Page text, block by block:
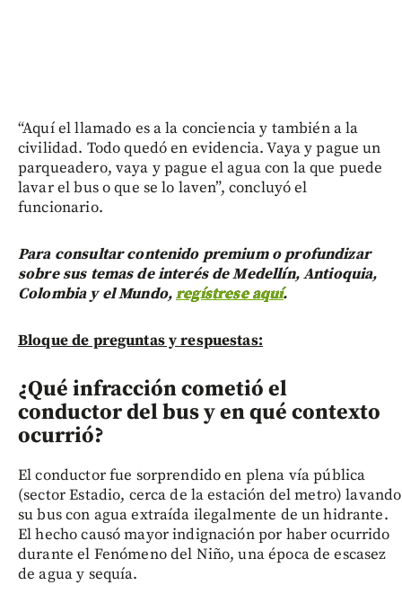
“Aquí el llamado es a la conciencia y también a la
civilidad. Todo quedó en evidencia. Vaya y pague un
parqueadero, vaya y pague el agua con la que puede
lavar el bus o que se lo laven”, concluyó el
funcionario.
Para consultar contenido premium o profundizar
sobre sus temas de interés de Medellín, Antioquia,
Colombia y el Mundo,regístrese aquí.
Bloque de preguntas y respuestas:
¿Qué infracción cometió el
conductor del bus y en qué contexto
ocurrió?
El conductor fue sorprendido en plena vía pública
(sector Estadio, cerca de la estación del metro) lavando
su bus con agua extraída ilegalmente de un hidrante.
El hecho causó mayor indignación por haber ocurrido
durante el Fenómeno del Niño, una época de escasez
de agua y sequía.